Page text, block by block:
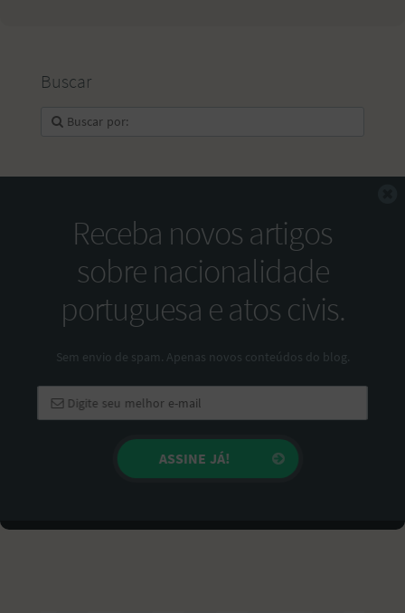
Buscar
Receba novos artigos
sobre nacionalidade
portuguesa e atos civis.
Sem envio de spam. Apenas novos conteúdos do blog.